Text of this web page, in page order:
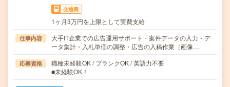
交通費
1ヶ月3万円を上限として実費支給
仕事内容
大手IT企業での広告運用サポート・案件データの入力・デ
ータ集計・入札単価の調整・広告の入稿作業（画像…
応募資格
職種未経験OK / ブランクOK / 英語力不要
■未経験OK！